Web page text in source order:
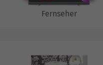
Fernseher